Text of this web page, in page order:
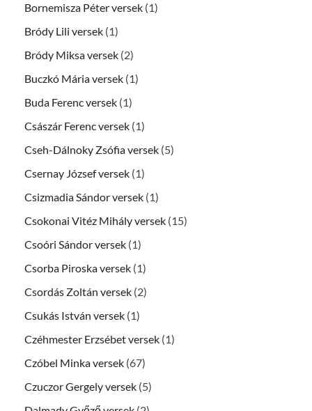
Bornemisza Péter versek (1)
Bródy Lili versek (1)
Bródy Miksa versek (2)
Buczkó Mária versek (1)
Buda Ferenc versek (1)
Császár Ferenc versek (1)
Cseh-Dálnoky Zsófia versek (5)
Csernay József versek (1)
Csizmadia Sándor versek (1)
Csokonai Vitéz Mihály versek (15)
Csoóri Sándor versek (1)
Csorba Piroska versek (1)
Csordás Zoltán versek (2)
Csukás István versek (1)
Czéhmester Erzsébet versek (1)
Czóbel Minka versek (67)
Czuczor Gergely versek (5)